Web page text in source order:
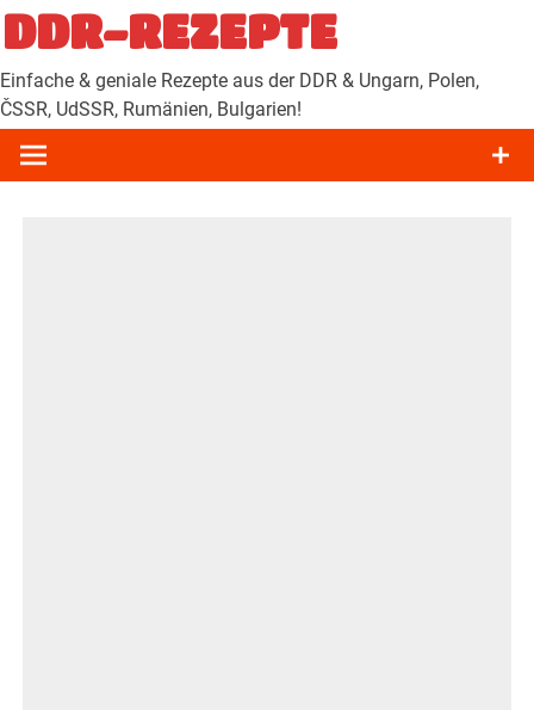
Zum
Inhalt
springen
DDR-REZEPTE
Einfache & geniale Rezepte aus der DDR & Ungarn, Polen,
ČSSR, UdSSR, Rumänien, Bulgarien!